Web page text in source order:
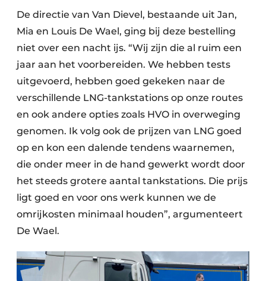
De directie van Van Dievel, bestaande uit Jan,
Mia en Louis De Wael, ging bij deze bestelling
niet over een nacht ijs. “Wij zijn die al ruim een
jaar aan het voorbereiden. We hebben tests
uitgevoerd, hebben goed gekeken naar de
verschillende LNG-tankstations op onze routes
en ook andere opties zoals HVO in overweging
genomen. Ik volg ook de prijzen van LNG goed
op en kon een dalende tendens waarnemen,
die onder meer in de hand gewerkt wordt door
het steeds grotere aantal tankstations. Die prijs
ligt goed en voor ons werk kunnen we de
omrijkosten minimaal houden”, argumenteert
De Wael.